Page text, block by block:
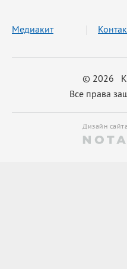
© 2026
Все права
Медиакит
Дизайн